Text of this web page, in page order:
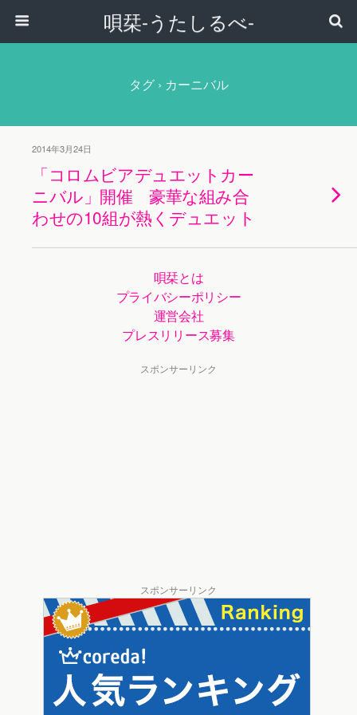
唄栞-うたしるべ-
タグ › カーニバル
2014年3月24日
「コロムビアデュエットカー
ニバル」開催 豪華な組み合
わせの10組が熱くデュエット
唄栞とは
プライバシーポリシー
運営会社
プレスリリース募集
スポンサーリンク
スポンサーリンク